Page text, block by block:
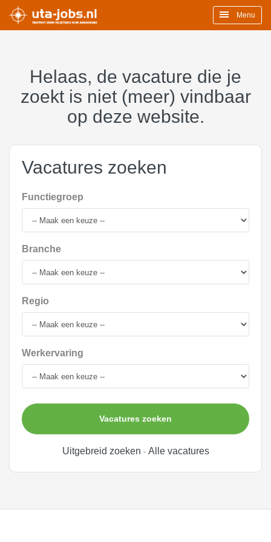
Menu
Helaas, de vacature die je
zoekt is niet (meer) vindbaar
op deze website.
Vacatures zoeken
Functiegroep
Branche
Regio
Werkervaring
Vacatures zoeken
Uitgebreid zoeken - Alle vacatures